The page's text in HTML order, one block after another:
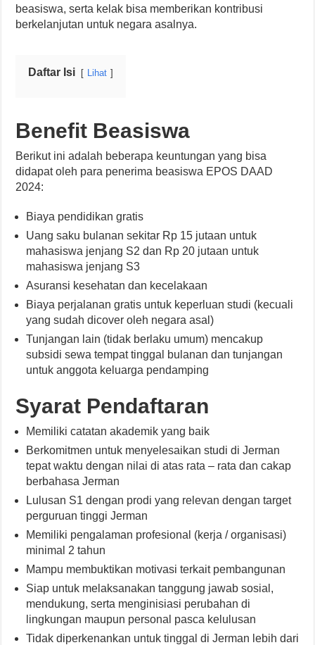
beasiswa, serta kelak bisa memberikan kontribusi
berkelanjutan untuk negara asalnya.
Daftar Isi Lihat
Benefit Beasiswa
Berikut ini adalah beberapa keuntungan yang bisa
didapat oleh para penerima beasiswa EPOS DAAD
2024:
Biaya pendidikan gratis
Uang saku bulanan sekitar Rp 15 jutaan untuk
mahasiswa jenjang S2 dan Rp 20 jutaan untuk
mahasiswa jenjang S3
Asuransi kesehatan dan kecelakaan
Biaya perjalanan gratis untuk keperluan studi (kecuali
yang sudah dicover oleh negara asal)
Tunjangan lain (tidak berlaku umum) mencakup
subsidi sewa tempat tinggal bulanan dan tunjangan
untuk anggota keluarga pendamping
Syarat Pendaftaran
Memiliki catatan akademik yang baik
Berkomitmen untuk menyelesaikan studi di Jerman
tepat waktu dengan nilai di atas rata – rata dan cakap
berbahasa Jerman
Lulusan S1 dengan prodi yang relevan dengan target
perguruan tinggi Jerman
Memiliki pengalaman profesional (kerja / organisasi)
minimal 2 tahun
Mampu membuktikan motivasi terkait pembangunan
Siap untuk melaksanakan tanggung jawab sosial,
mendukung, serta menginisiasi perubahan di
lingkungan maupun personal pasca kelulusan
Tidak diperkenankan untuk tinggal di Jerman lebih dari